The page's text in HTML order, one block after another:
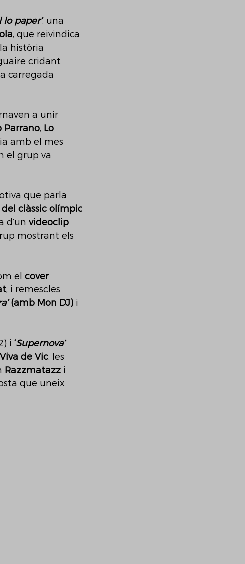
lo paper’, una
, que reivindica
història
cridant
carregada
a unir
Parrano, Lo
amb el mes
el grup va
que parla
del clàssic olímpic
d’un videoclip
mostrant els
el cover
, i remescles
(amb Mon DJ) i
i ‘Supernova’
de Vic, les
Razzmatazz i
que uneix